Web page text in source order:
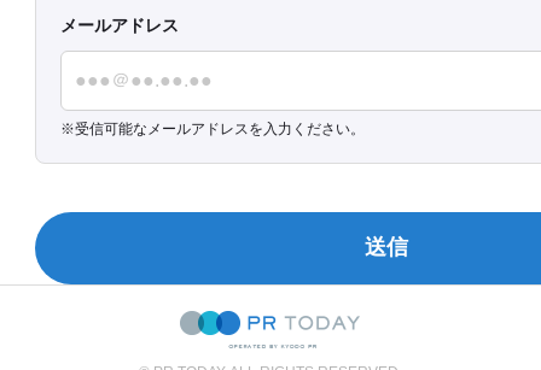
メールアドレス
受信可能なメールアドレスを入力ください。
送信